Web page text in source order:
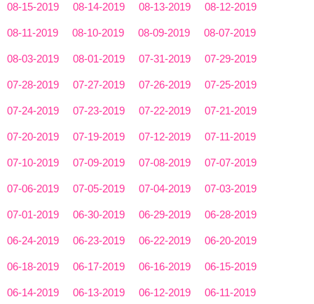
08-15-2019 08-14-2019 08-13-2019 08-12-2019
08-11-2019 08-10-2019 08-09-2019 08-07-2019
08-03-2019 08-01-2019 07-31-2019 07-29-2019
07-28-2019 07-27-2019 07-26-2019 07-25-2019
07-24-2019 07-23-2019 07-22-2019 07-21-2019
07-20-2019 07-19-2019 07-12-2019 07-11-2019
07-10-2019 07-09-2019 07-08-2019 07-07-2019
07-06-2019 07-05-2019 07-04-2019 07-03-2019
07-01-2019 06-30-2019 06-29-2019 06-28-2019
06-24-2019 06-23-2019 06-22-2019 06-20-2019
06-18-2019 06-17-2019 06-16-2019 06-15-2019
06-14-2019 06-13-2019 06-12-2019 06-11-2019